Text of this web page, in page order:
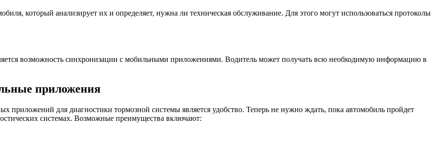
который анализирует их и определяет, нужна ли техническая обслуживание. Для этого могут использоваться протоколы
возможность синхронизации с мобильными приложениями. Водитель может получать всю необходимую информацию в
приложения
для диагностики тормозной системы является удобство. Теперь не нужно ждать, пока автомобиль пройдет
системах. Возможные преимущества включают: